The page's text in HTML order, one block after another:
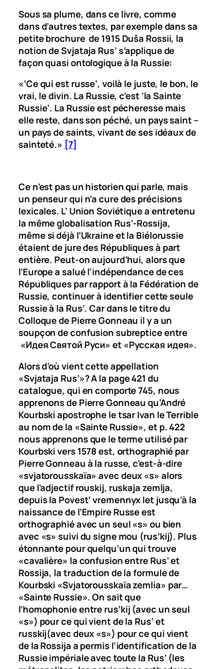
Sous sa plume, dans ce livre, comme
dans d’autres textes, par exemple dans sa
petite brochure de 1915 Duša Rossii, la
notion deSvjataja Rus’s’applique de
façon quasi ontologique à la Russie:
«’Ce qui est russe’, voilà le juste, le bon, le
vrai, le divin. La Russie, c’est ‘la Sainte
Russie’. La Russie est pécheresse mais
elle reste, dans son péché, un pays saint –
un pays de saints, vivant de ses idéaux de
sainteté.» [7]
Ce n’est pas un historien qui parle, mais
un penseur qui n’a cure des précisions
lexicales. L’ Union Soviétique a entretenu
la même globalisation Rus’-Rossija,
même si déjà l’Ukraine et la Biélorussie
étaientde juredes Républiques à part
entière. Peut-on aujourd’hui, alors que
l’Europe a salué l’indépendance de ces
Républiques par rapport à la Fédération de
Russie, continuer à identifier cette seule
Russie à la Rus’. Car dans le titre du
Colloque de Pierre Gonneau il y a un
soupçon de confusion subreptice entre
«Идея Святой Руси» et «Русская идея».
Alors d’où vient cette appellation
«Svjataja Rus’»? A la page 421 du
catalogue, qui en comporte 745, nous
apprenons de Pierre Gonneau qu’André
Kourbski apostrophe le tsar Ivan le Terrible
au nom de la «Sainte Russie», et p. 422
nous apprenons que le terme utilisé par
Kourbski vers 1578 est, orthographié par
Pierre Gonneau à la russe, c’est-à-dire
«svjatorousskaïa»avec deux «s» alors
que l’adjectifrouskij, ruskaja zemlja,
depuis la Povest’ vremennyx letjusqu’à la
naissance de l’Empire Russe est
orthographié avec un seul «s» ou bien
avec «s» suivi du signe mou (rus’kij). Plus
étonnante pour quelqu’un qui trouve
«cavalière» la confusion entreRus’et
Rossija, la traduction de la formule de
Kourbski «Svjatorousskaïa zemlia» par…
«Sainte Russie». On sait que
l’homophonie entrerus’kij (avec un seul
«s») pour ce qui vient de la Rus’et
russkij(avec deux «s») pour ce qui vient
de laRossijaa permis l’identification de la
Russie impériale avec toute la Rus’ (les